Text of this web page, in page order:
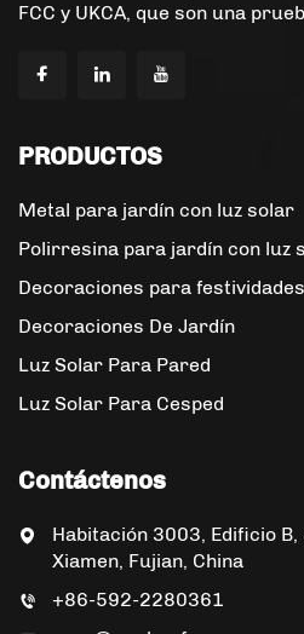
FCC y UKCA, que son una
PRODUCTOS
Metal para jardín con luz solar
Polirresina para jardín con luz
Decoraciones para festividades
Decoraciones De Jardín
Luz Solar Para Pared
Luz Solar Para Cesped
Contáctenos
Habitación 3003, Edificio
Xiamen, Fujian, China
+86-592-2280361